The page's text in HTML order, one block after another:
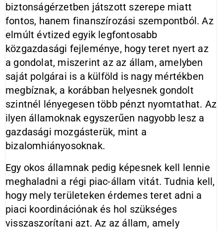
biztonságérzetben játszott szerepe miatt
fontos, hanem finanszírozási szempontból. Az
elmúlt évtized egyik legfontosabb
közgazdasági fejleménye, hogy teret nyert az
a gondolat, miszerint az az állam, amelyben
saját polgárai is a külföld is nagy mértékben
megbíznak, a korábban helyesnek gondolt
szintnél lényegesen több pénzt nyomtathat. Az
ilyen államoknak egyszerűen nagyobb lesz a
gazdasági mozgásterük, mint a
bizalomhiányosoknak.
Egy okos államnak pedig képesnek kell lennie
meghaladni a régi piac-állam vitát. Tudnia kell,
hogy mely területeken érdemes teret adni a
piaci koordinációnak és hol szükséges
visszaszorítani azt. Az az állam, amely